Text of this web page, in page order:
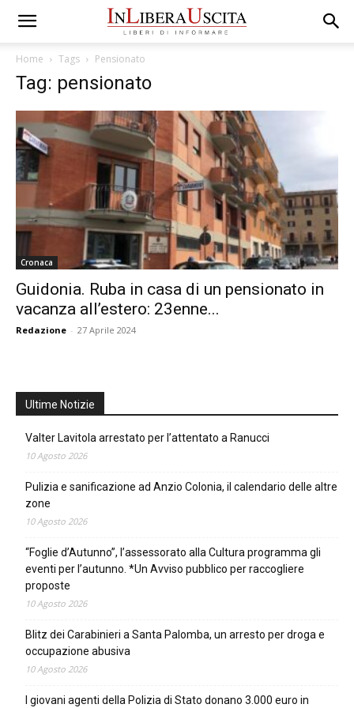
Home Tags Pensionato
Tag: pensionato
Cronaca
Guidonia. Ruba in casa di un pensionato in
vacanza all’estero: 23enne...
Redazione - 27 Aprile 2024
Ultime Notizie
Valter Lavitola arrestato per l’attentato a Ranucci
10 Agosto 2026
Pulizia e sanificazione ad Anzio Colonia, il calendario delle altre
zone
10 Agosto 2026
“Foglie d’Autunno”, l’assessorato alla Cultura programma gli
eventi per l’autunno. *Un Avviso pubblico per raccogliere
proposte
10 Agosto 2026
Blitz dei Carabinieri a Santa Palomba, un arresto per droga e
occupazione abusiva
10 Agosto 2026
I giovani agenti della Polizia di Stato donano 3.000 euro in